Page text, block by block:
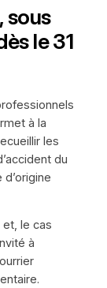
sous
le 31
à la
les
du
et, le cas
à